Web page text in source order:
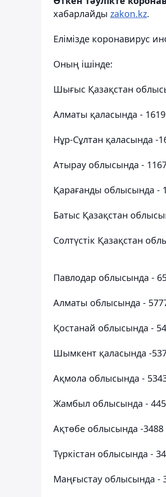
хабарлайды zakon.kz.
Елімізде коронавирус
Оның ішінде:
Шығыс Қазақстан
Алматы қаласында -
Нұр-Сұлтан қаласында -
Атырау облысында -
Қарағанды облысында -
Батыс Қазақстан
Солтүстік Қазақстан
Павлодар облысында -
Алматы облысында -
Қостанай облысында -
Шымкент қаласында -
Ақмола облысында -
Жамбыл облысында -
Ақтөбе облысында -3488
Түркістан облысында -
Маңғыстау облысында -